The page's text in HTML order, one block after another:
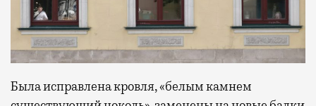
Была исправлена кровля, «белым камнем